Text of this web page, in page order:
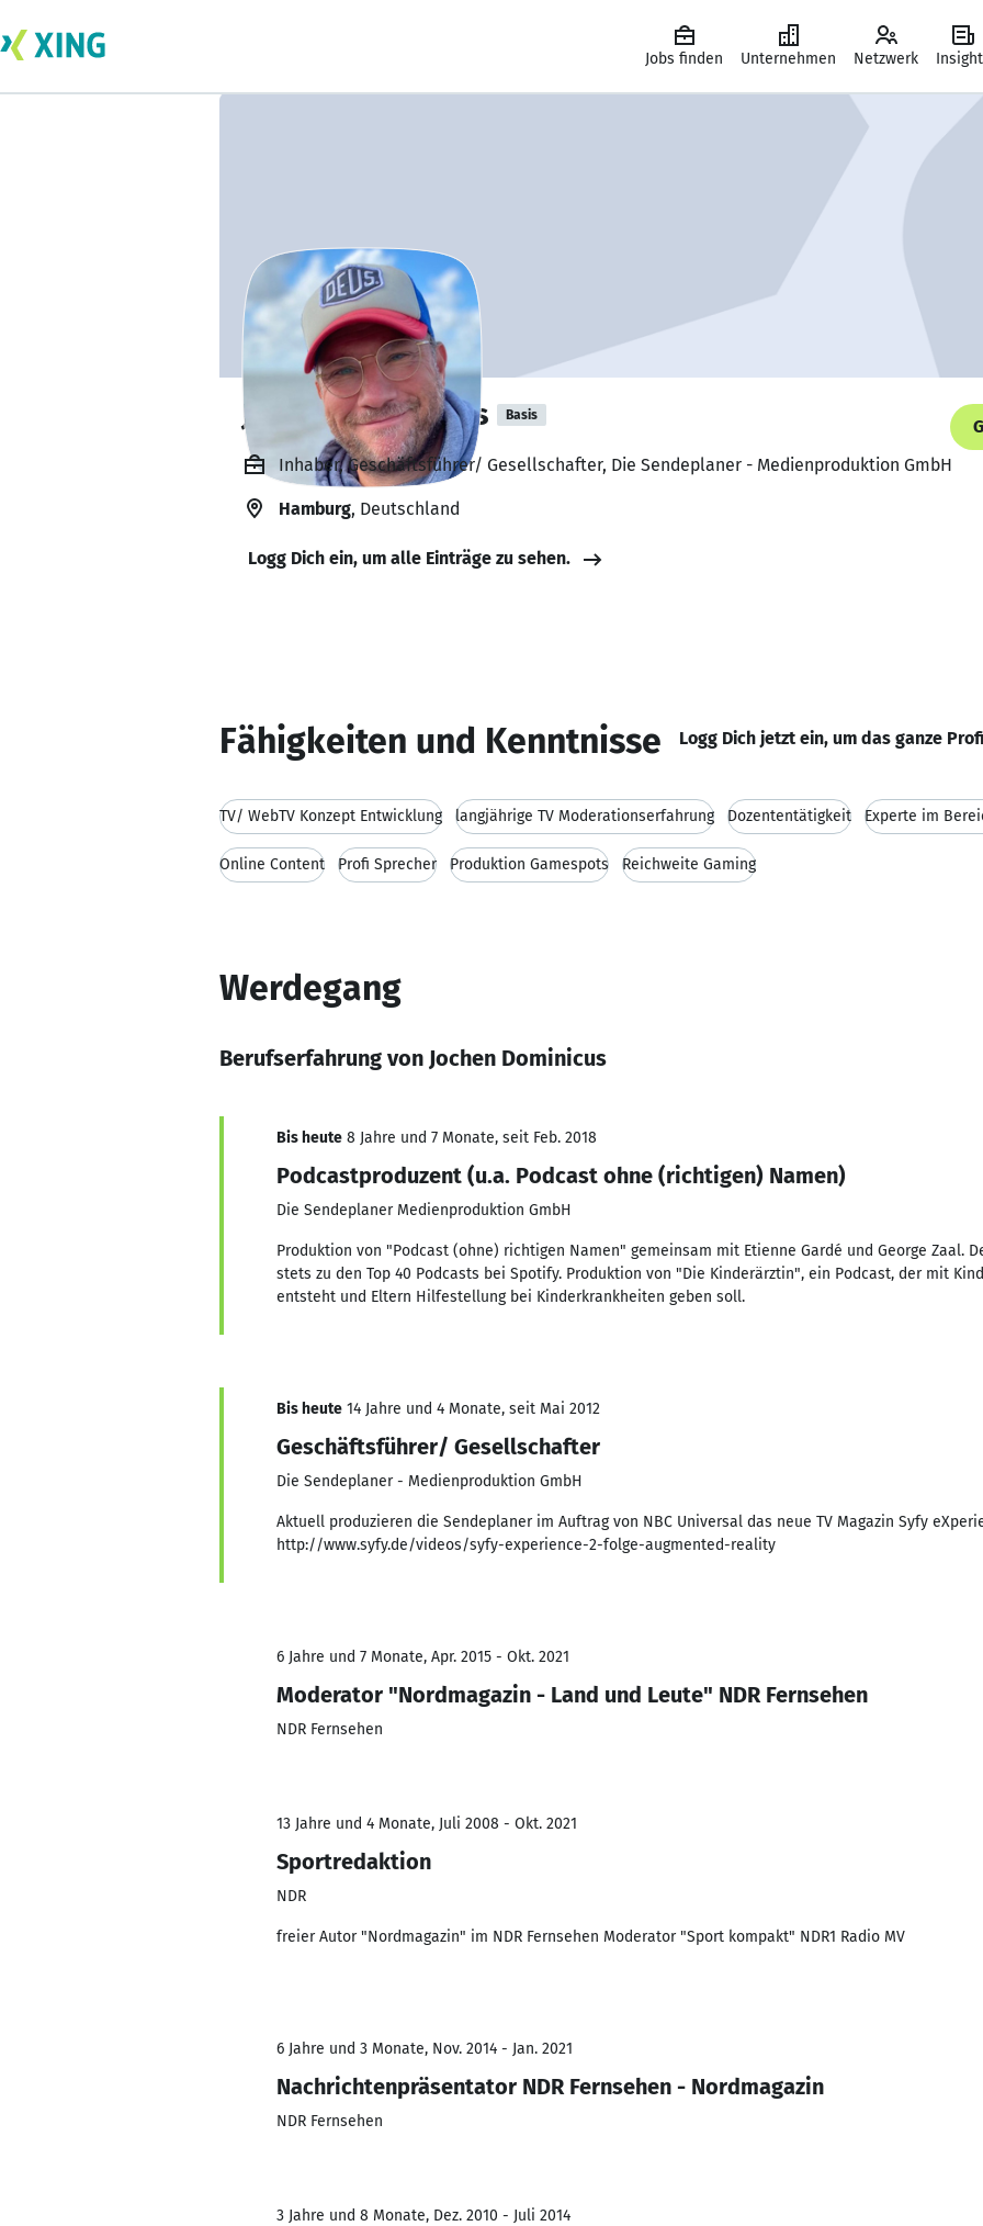
Jobs finden Unternehmen Netzwerk
Jochen Dominicus Basis
Inhaber, Geschäftsführer/ Gesellschafter, Die Sendeplaner - Medienproduktion GmbH
Hamburg, Deutschland
Logg Dich ein, um alle Einträge zu sehen.
Fähigkeiten und Kenntnisse Logg Dich jetzt ein, um das ganze
TV/ WebTV Konzept Entwicklung langjährige TV Moderationserfahrung Dozententätigkeit Experte im
Online Content Profi Sprecher Produktion Gamespots Reichweite Gaming
Werdegang
Berufserfahrung von Jochen Dominicus
Bis heute 8 Jahre und 7 Monate, seit Feb. 2018
Podcastproduzent (u.a. Podcast ohne (richtigen) Namen)
Die Sendeplaner Medienproduktion GmbH
Produktion von "Podcast (ohne) richtigen Namen" gemeinsam mit Etienne Gardé und George Zaal.
stets zu den Top 40 Podcasts bei Spotify. Produktion von "Die Kinderärztin", ein Podcast, der mit
entsteht und Eltern Hilfestellung bei Kinderkrankheiten geben soll.
Bis heute 14 Jahre und 4 Monate, seit Mai 2012
Geschäftsführer/ Gesellschafter
Die Sendeplaner - Medienproduktion GmbH
Aktuell produzieren die Sendeplaner im Auftrag von NBC Universal das neue TV Magazin Syfy
http://www.syfy.de/videos/syfy-experience-2-folge-augmented-reality
6 Jahre und 7 Monate, Apr. 2015 - Okt. 2021
Moderator "Nordmagazin - Land und Leute" NDR Fernsehen
NDR Fernsehen
13 Jahre und 4 Monate, Juli 2008 - Okt. 2021
Sportredaktion
NDR
freier Autor "Nordmagazin" im NDR Fernsehen Moderator "Sport kompakt" NDR1 Radio MV
6 Jahre und 3 Monate, Nov. 2014 - Jan. 2021
Nachrichtenpräsentator NDR Fernsehen - Nordmagazin
NDR Fernsehen
3 Jahre und 8 Monate, Dez. 2010 - Juli 2014